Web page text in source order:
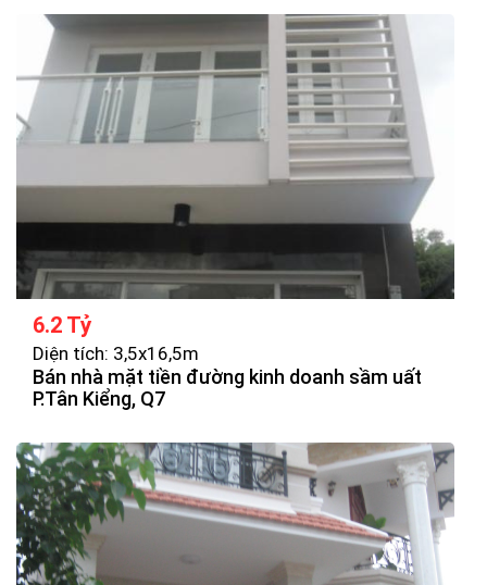
6.2 Tỷ
Diện tích: 3,5x16,5m
Bán nhà mặt tiền đường kinh doanh sầm uất
P.Tân Kiểng, Q7